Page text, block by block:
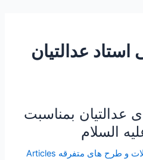
عدالتیان
عدالتیان بمناسبت
السلام
2-مقالات و طرح های متفرقه Articles